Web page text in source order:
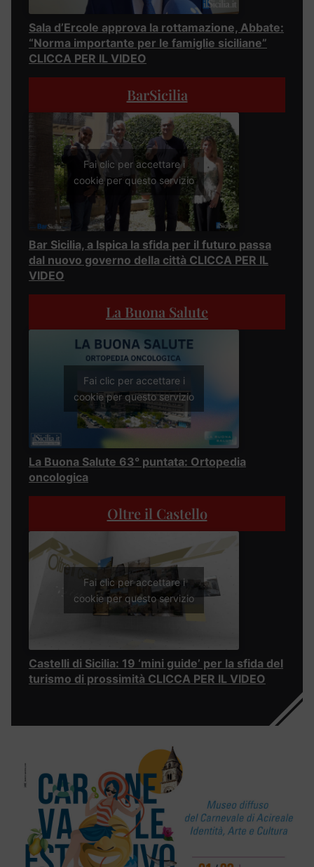
Sala d’Ercole approva la rottamazione, Abbate:
“Norma importante per le famiglie siciliane”
CLICCA PER IL VIDEO
BarSicilia
Fai clic per accettare i
cookie per questo servizio
Bar Sicilia, a Ispica la sfida per il futuro passa
dal nuovo governo della città CLICCA PER IL
VIDEO
La Buona Salute
Fai clic per accettare i
cookie per questo servizio
La Buona Salute 63° puntata: Ortopedia
oncologica
Oltre il Castello
Fai clic per accettare i
cookie per questo servizio
Castelli di Sicilia: 19 ‘mini guide’ per la sfida del
turismo di prossimità CLICCA PER IL VIDEO